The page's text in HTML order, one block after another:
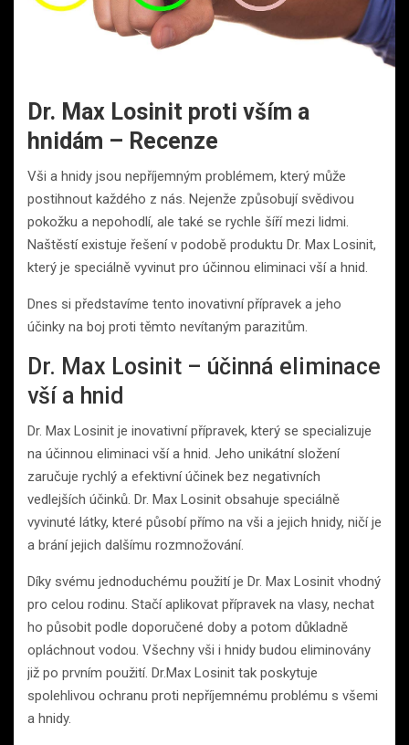
Dr. Max Losinit proti vším a
hnidám – Recenze
Vši a hnidy jsou nepříjemným problémem, který může
postihnout každého z nás. Nejenže způsobují svědivou
pokožku a nepohodlí, ale také se rychle šíří mezi lidmi.
Naštěstí existuje řešení v podobě produktu Dr. Max Losinit,
který je speciálně vyvinut pro účinnou eliminaci vší a hnid.
Dnes si představíme tento inovativní přípravek a jeho
účinky na boj proti těmto nevítaným parazitům.
Dr. Max Losinit – účinná eliminace
vší a hnid
Dr. Max Losinit je inovativní přípravek, který se specializuje
na účinnou eliminaci vší a hnid. Jeho unikátní složení
zaručuje rychlý a efektivní účinek bez negativních
vedlejších účinků. Dr. Max Losinit obsahuje speciálně
vyvinuté látky, které působí přímo na vši a jejich hnidy, ničí je
a brání jejich dalšímu rozmnožování.
Díky svému jednoduchému použití je Dr. Max Losinit vhodný
pro celou rodinu. Stačí aplikovat přípravek na vlasy, nechat
ho působit podle doporučené doby a potom důkladně
opláchnout vodou. Všechny vši i hnidy budou eliminovány
již po prvním použití. Dr.Max Losinit tak poskytuje
spolehlivou ochranu proti nepříjemnému problému s všemi
a hnidy.